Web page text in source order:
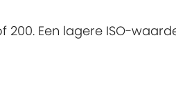
200. Een lagere ISO-